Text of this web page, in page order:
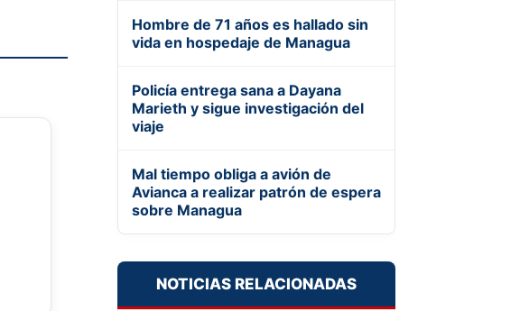
Hombre de 71 años es hallado sin
vida en hospedaje de Managua
Policía entrega sana a Dayana
Marieth y sigue investigación del
viaje
Mal tiempo obliga a avión de
Avianca a realizar patrón de espera
sobre Managua
NOTICIAS RELACIONADAS